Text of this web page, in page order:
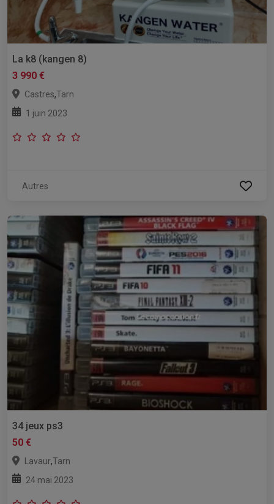
La k8 (kangen 8)
3 990 €
Castres,Tarn
1 juin 2023
Autres
34 jeux ps3
50 €
Lavaur,Tarn
24 mai 2023